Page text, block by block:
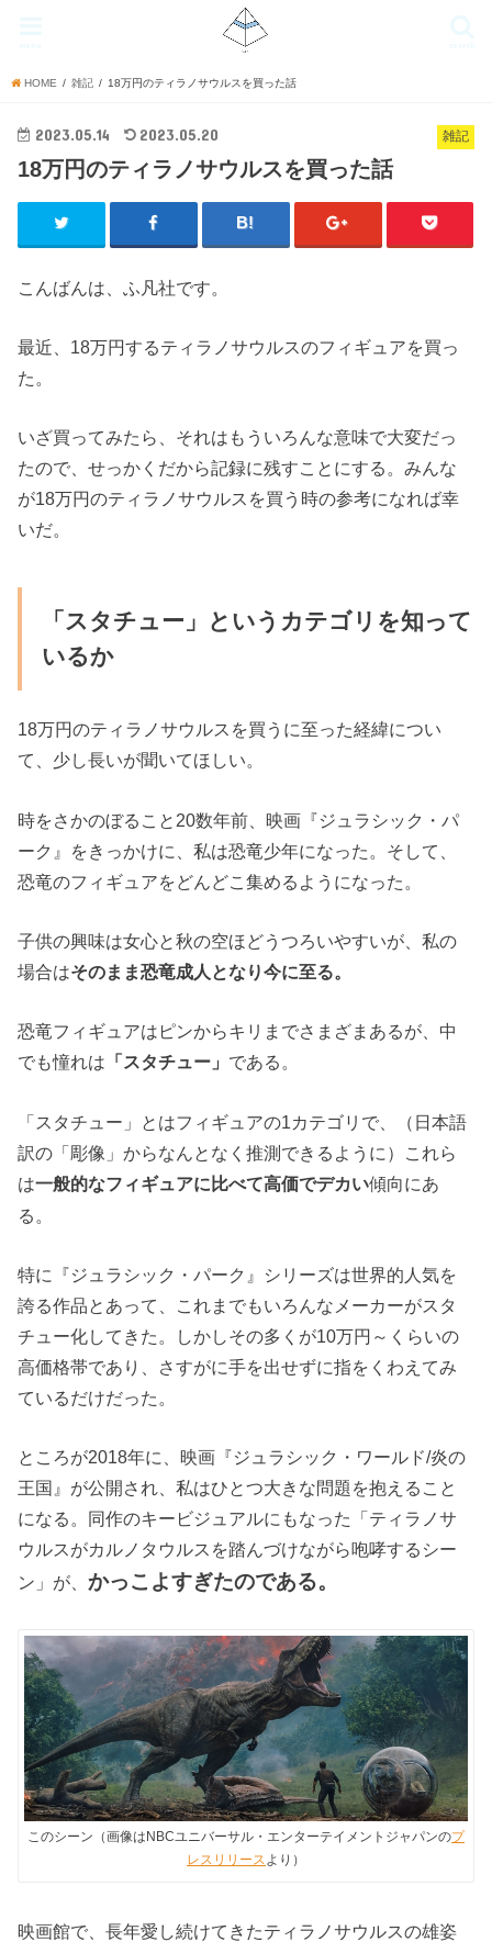
HOME 雑記 18万円のティラノサウルスを買った話
雑記
2023.05.14 2023.05.20
18万円のティラノサウルスを買った話
こんばんは、ふ凡社です。
最近、18万円するティラノサウルスのフィギュアを買っ
た。
いざ買ってみたら、それはもういろんな意味で大変だっ
たので、せっかくだから記録に残すことにする。みんな
が18万円のティラノサウルスを買う時の参考になれば幸
いだ。
「スタチュー」というカテゴリを知って
いるか
18万円のティラノサウルスを買うに至った経緯につい
て、少し長いが聞いてほしい。
時をさかのぼること20数年前、映画『ジュラシック・パ
ーク』をきっかけに、私は恐竜少年になった。そして、
恐竜のフィギュアをどんどこ集めるようになった。
子供の興味は女心と秋の空ほどうつろいやすいが、私の
場合はそのまま恐竜成人となり今に至る。
恐竜フィギュアはピンからキリまでさまざまあるが、中
でも憧れは 「スタチュー」 である。
「スタチュー」とはフィギュアの1カテゴリで、（日本語
訳の「彫像」からなんとなく推測できるように）これら
は一般的なフィギュアに比べて高価でデカい傾向にあ
る。
特に『ジュラシック・パーク』シリーズは世界的人気を
誇る作品とあって、これまでもいろんなメーカーがスタ
チュー化してきた。しかしその多くが10万円～くらいの
高価格帯であり、さすがに手を出せずに指をくわえてみ
ているだけだった。
ところが2018年に、映画『ジュラシック・ワールド/炎の
王国』が公開され、私はひとつ大きな問題を抱えること
になる。同作のキービジュアルにもなった「ティラノサ
ウルスがカルノタウルスを踏んづけながら咆哮するシー
ン」が、かっこよすぎたのである。
このシーン（画像はNBCユニバーサル・エンターテイメントジャパンのプ
レスリリースより）
映画館で、長年愛し続けてきたティラノサウルスの雄姿